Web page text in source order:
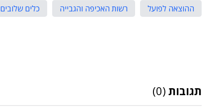
ההוצאה לפועל רשות האכיפה והגבייה כלים שלובים
תגובות (0)